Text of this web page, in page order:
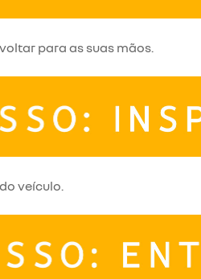
para as suas mãos.
veículo.